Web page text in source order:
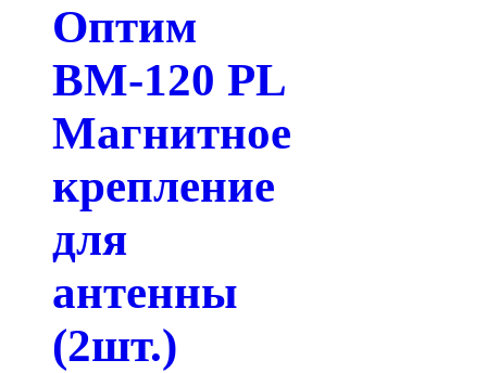
Оптим
BM-120 PL
Магнитное
крепление
для
антенны
(2шт.)